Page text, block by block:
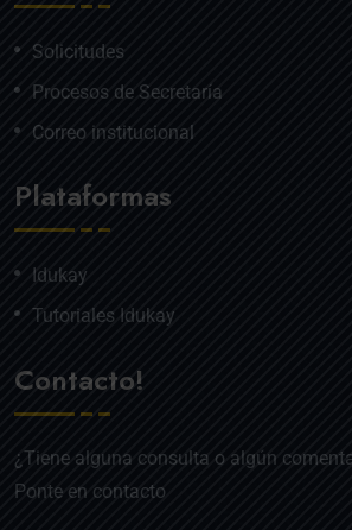
Solicitudes
Procesos de Secretaría
Correo institucional
Plataformas
Idukay
Tutoriales Idukay
Contacto!
¿Tiene alguna consulta o algún
Ponte en contacto